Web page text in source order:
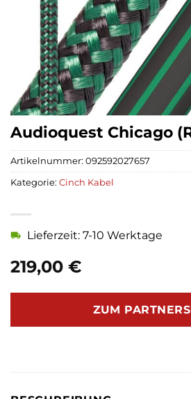
Audioquest Chicago
219,00 €
Lieferzeit: 7-10 Werktage
ZUM
Artikelnummer: 092592027657
Kategorie: Cinch Kabel